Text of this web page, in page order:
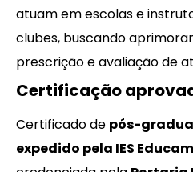
atuam em escolas e
clubes, buscando
prescrição e avaliação de
Certificação
Certificado de pós-
expedido pela IES